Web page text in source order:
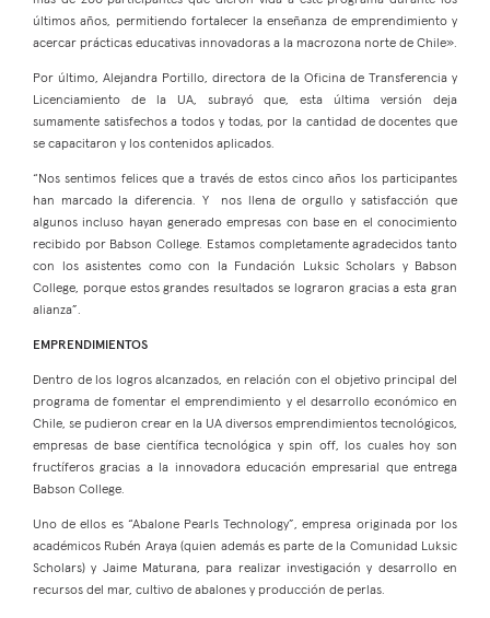
últimos años, permitiendo fortalecer la enseñanza de emprendimiento y
acercar prácticas educativas innovadoras a la macrozona norte de Chile».
Por último, Alejandra Portillo, directora de la Oficina de Transferencia y
Licenciamiento de la UA, subrayó que, esta última versión deja
sumamente satisfechos a todos y todas, por la cantidad de docentes que
se capacitaron y los contenidos aplicados.
“Nos sentimos felices que a través de estos cinco años los participantes
han marcado la diferencia. Y nos llena de orgullo y satisfacción que
algunos incluso hayan generado empresas con base en el conocimiento
recibido por Babson College. Estamos completamente agradecidos tanto
con los asistentes como con la Fundación Luksic Scholars y Babson
College, porque estos grandes resultados se lograron gracias a esta gran
alianza”.
EMPRENDIMIENTOS
Dentro de los logros alcanzados, en relación con el objetivo principal del
programa de fomentar el emprendimiento y el desarrollo económico en
Chile, se pudieron crear en la UA diversos emprendimientos tecnológicos,
empresas de base científica tecnológica y spin off, los cuales hoy son
fructíferos gracias a la innovadora educación empresarial que entrega
Babson College.
Uno de ellos es “Abalone Pearls Technology”, empresa originada por los
académicos Rubén Araya (quien además es parte de la Comunidad Luksic
Scholars) y Jaime Maturana, para realizar investigación y desarrollo en
recursos del mar, cultivo de abalones y producción de perlas.